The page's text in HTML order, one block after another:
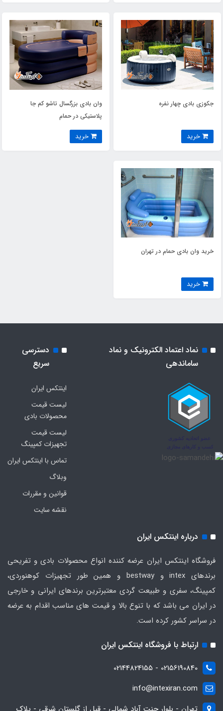
جکوزی بادی چهار نفره
وان بادی بزرگسال تاشو کم جا
پلاستیکی در حمام
خرید وان بادی حمام در تهران
نماد اعتماد الکترونیک و نماد
ساماندهی
دسترسی
سریع
اینتکس ایران
لیست قیمت
محصولات بادی
لیست قیمت
تجهیزات کمپینگ
تماس با اینتکس ایران
وبلاگ
قوانین و مقررات
نقشه سایت
درباره اینتکس ایران
فروشگاه اینتکس ایران عرضه کننده انواع محصولات بادی و تفریحی
برندهای intex و bestway و همین طور تجهیزات کوهنوردی،
کمپینگ، سفری و طبیعت گردی معتبرترین برندهای ایرانی و خارجی
در ایران می باشد که با تنوع بالا و قیمت های مناسب اقدام به عرضه
در سراسر کشور کرده است.
ارتباط با فروشگاه اینتکس ایران
02156190840 - 02144824155
info@intexiran.com